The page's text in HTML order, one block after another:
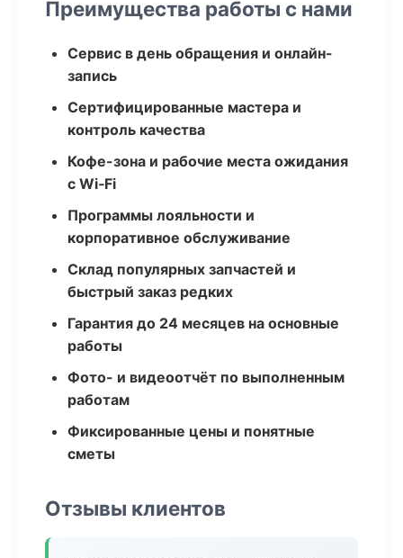
Преимущества работы с нами
Сервис в день обращения и онлайн-
запись
Сертифицированные мастера и
контроль качества
Кофе-зона и рабочие места ожидания
с Wi‑Fi
Программы лояльности и
корпоративное обслуживание
Склад популярных запчастей и
быстрый заказ редких
Гарантия до 24 месяцев на основные
работы
Фото- и видеоотчёт по выполненным
работам
Фиксированные цены и понятные
сметы
Отзывы клиентов